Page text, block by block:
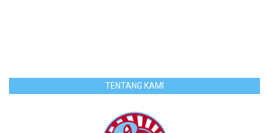
TENTANG KAMI